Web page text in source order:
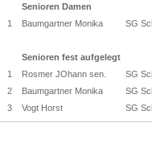
Senioren Damen
1
Baumgartner Monika SG
Senioren fest aufgelegt
1
Rosmer JOhann sen.
SG
2
Baumgartner Monika
SG
3
Vogt Horst SG